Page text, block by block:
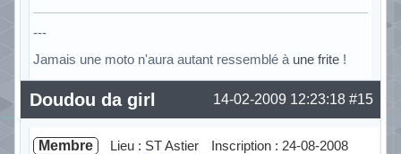
---
Jamais une moto n'aura autant ressemblé à une frite!
Hors ligne #15
14-02-2009 12:23:18
Doudou da girl
Membre Lieu : ST Astier
Inscription : 24-08-2008